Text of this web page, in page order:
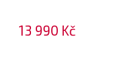
13 990 Kč